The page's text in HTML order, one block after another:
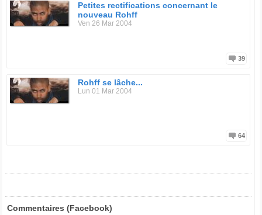
Petites rectifications concernant le
nouveau Rohff
Ven 26 Mar 2004
39
Rohff se lâche...
Lun 01 Mar 2004
64
Commentaires (Facebook)